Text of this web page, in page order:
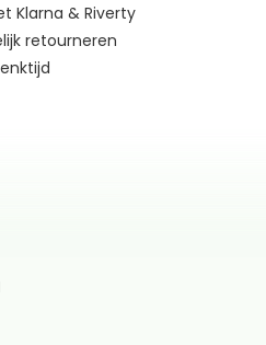
Klarna & Riverty
retourneren